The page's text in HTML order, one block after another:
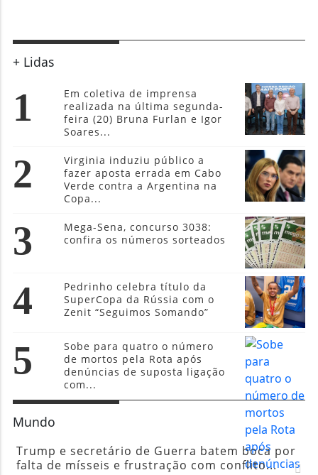
+ Lidas
1
Em coletiva de imprensa
realizada na última segunda-
feira (20) Bruna Furlan e Igor
Soares...
2
Virginia induziu público a
fazer aposta errada em Cabo
Verde contra a Argentina na
Copa...
3
Mega-Sena, concurso 3038:
confira os números sorteados
4
Pedrinho celebra título da
SuperCopa da Rússia com o
Zenit “Seguimos Somando”
5
Sobe para quatro o número
de mortos pela Rota após
denúncias de suposta ligação
com...
Mundo
Trump e secretário de Guerra batem boca por
falta de mísseis e frustração com conflito...